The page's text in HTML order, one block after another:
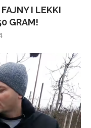
I LEKKI
GRAM!